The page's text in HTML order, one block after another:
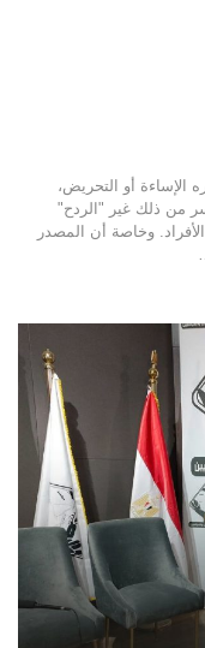
أو التحريض،
من ذلك غير "الردح"
وخاصة أن المصدر